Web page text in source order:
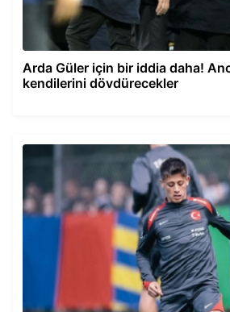
Arda Güler için bir iddia daha!
kendilerini dövdürecekler